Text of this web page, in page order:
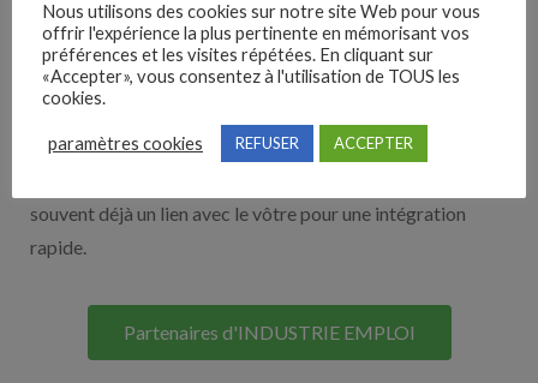
Nos solutions entreprises
Découvrez nos partenaires ! Moteurs de recherches,
multidiffuseurs, sites payant… nombreux sont nos
souvent déjà un lien avec le vôtre pour une intégration
rapide.
Partenaires d'INDUSTRIE EMPLOI
Nous utilisons des cookies sur notre site Web pour vous
offrir l'expérience la plus pertinente en mémorisant vos
préférences et les visites répétées. En cliquant sur
«Accepter», vous consentez à l'utilisation de TOUS les
cookies.
paramètres cookies REFUSER ACCEPTER